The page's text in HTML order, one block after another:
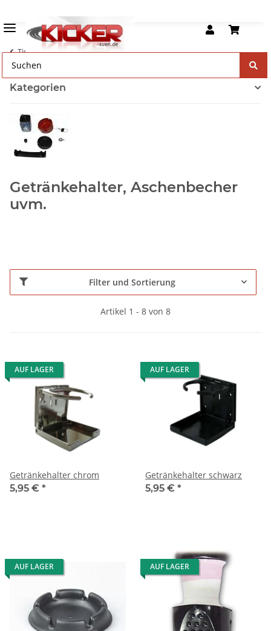
Tischkicker Zubehör
Getränkehalter, Aschenbecher
uvm.
Filter und Sortierung
Artikel 1 - 8 von 8
AUF LAGER
Getränkehalter chrom
5,95 € *
AUF LAGER
Getränkehalter schwarz
5,95 € *
AUF LAGER AUF LAGER
Kategorien